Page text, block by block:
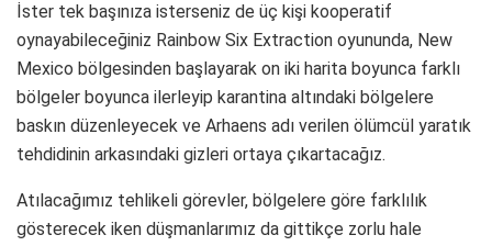
İster tek başınıza isterseniz de üç kişi kooperatif
oynayabileceğiniz Rainbow Six Extraction oyununda, New
Mexico bölgesinden başlayarak on iki harita boyunca farklı
bölgeler boyunca ilerleyip karantina altındaki bölgelere
baskın düzenleyecek ve Arhaens adı verilen ölümcül yaratık
tehdidinin arkasındaki gizleri ortaya çıkartacağız.
Atılacağımız tehlikeli görevler, bölgelere göre farklılık
gösterecek iken düşmanlarımız da gittikçe zorlu hale